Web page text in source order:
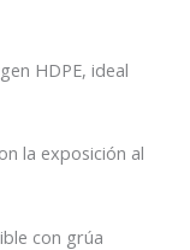
HDPE, ideal
la exposición al
con grúa